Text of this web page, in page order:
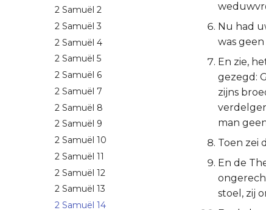
2 Samuël 2
2 Samuël 3
2 Samuël 4
2 Samuël 5
2 Samuël 6
2 Samuël 7
2 Samuël 8
2 Samuël 9
2 Samuël 10
2 Samuël 11
2 Samuël 12
2 Samuël 13
2 Samuël 14
Nu had
was
En zie,
gezegd:
zijns
man
Toen zei
En de
stoel, zij